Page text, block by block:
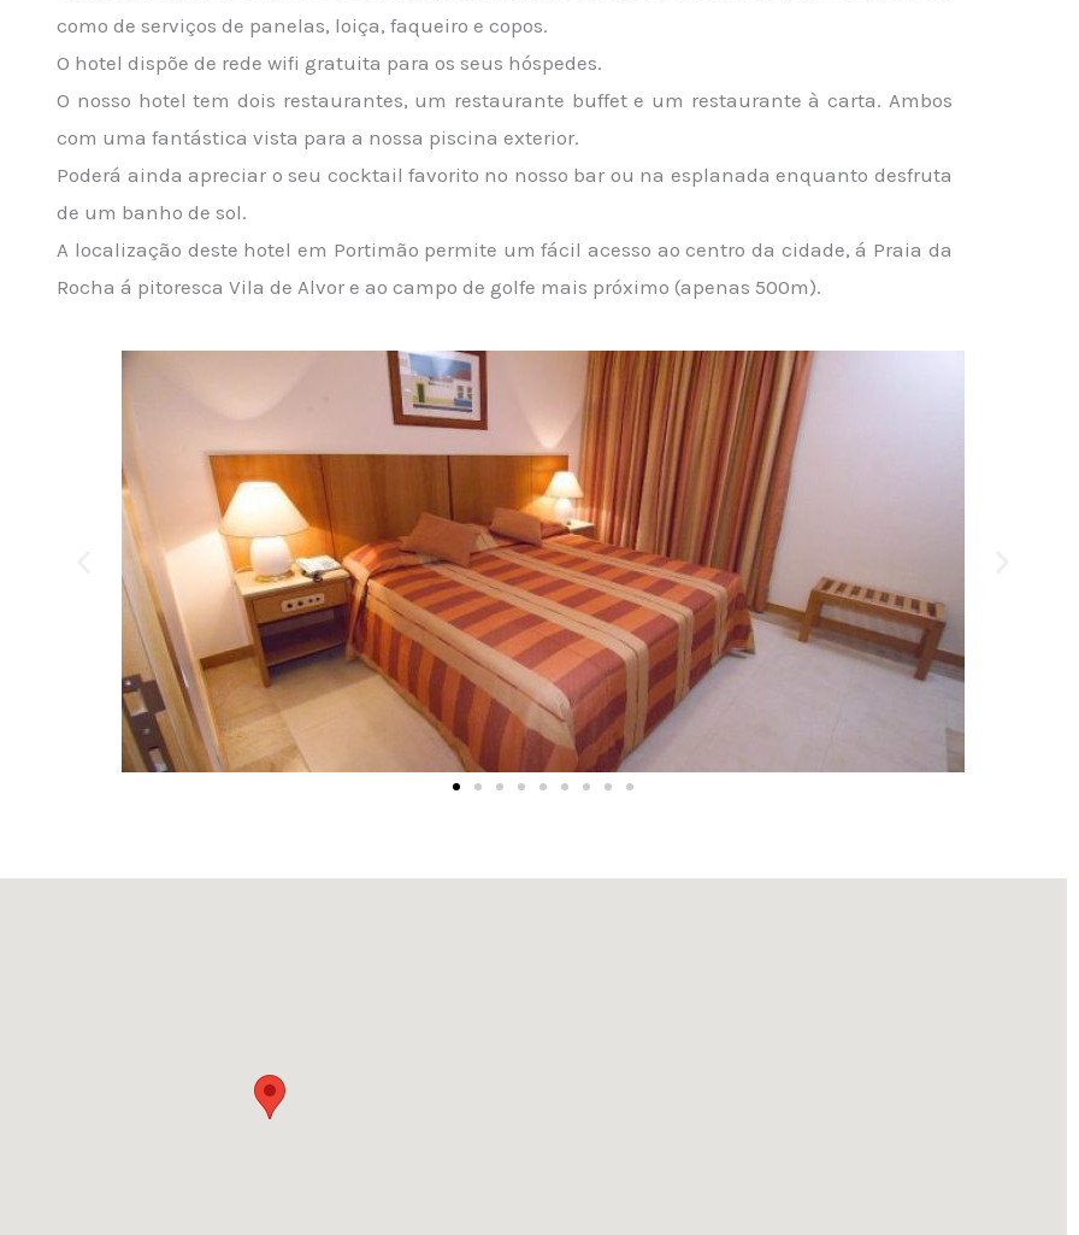
como de serviços de panelas, loiça, faqueiro e copos.
O hotel dispõe de rede wifi gratuita para os seus hóspedes.
O nosso hotel tem dois restaurantes, um restaurante buffet e um restaurante à carta. Ambos
com uma fantástica vista para a nossa piscina exterior.
Poderá ainda apreciar o seu cocktail favorito no nosso bar ou na esplanada enquanto desfruta
de um banho de sol.
A localização deste hotel em Portimão permite um fácil acesso ao centro da cidade, á Praia da
Rocha á pitoresca Vila de Alvor e ao campo de golfe mais próximo (apenas 500m).